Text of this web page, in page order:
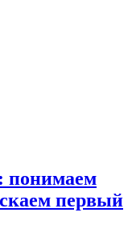
понимаем
первый